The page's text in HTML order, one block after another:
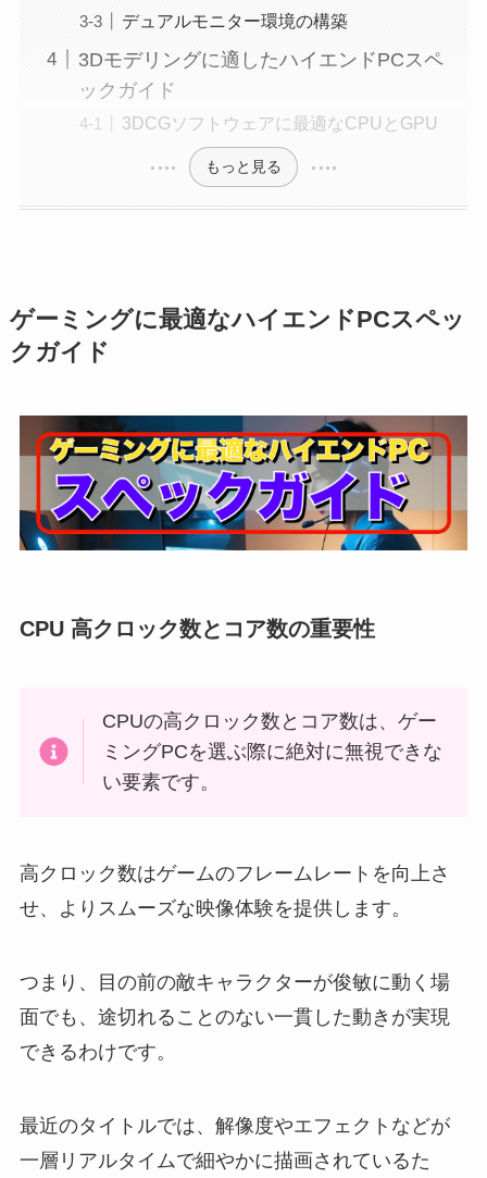
デュアルモニター環境の構築
3Dモデリングに適したハイエンドPCスペ
ックガイド
3DCGソフトウェアに最適なCPUとGPU
もっと見る
ゲーミングに最適なハイエンドPCスペッ
クガイド
CPU 高クロック数とコア数の重要性
CPUの高クロック数とコア数は、ゲー
ミングPCを選ぶ際に絶対に無視できな
い要素です。
高クロック数はゲームのフレームレートを向上さ
せ、よりスムーズな映像体験を提供します。
つまり、目の前の敵キャラクターが俊敏に動く場
面でも、途切れることのない一貫した動きが実現
できるわけです。
最近のタイトルでは、解像度やエフェクトなどが
一層リアルタイムで細やかに描画されているた